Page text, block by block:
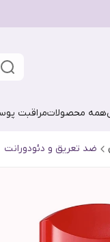
همه محصولاتمراقبت
ضد تعریق و دئودورانت